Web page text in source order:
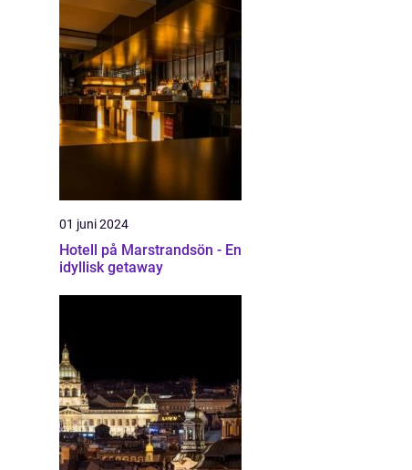
01 juni 2024
Hotell på Marstrandsön - En
idyllisk getaway